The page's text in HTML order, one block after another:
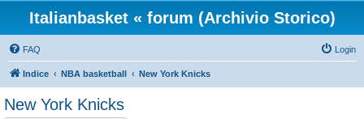
Italianbasket « forum (Archivio Storico)
FAQ Login
Indice NBA basketball New York Knicks
New York Knicks